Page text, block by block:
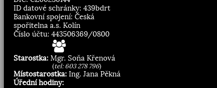
ID datové schránky: 439bdrt
Bankovní spojení: Česká
spořitelna a.s. Kolín
Číslo účtu: 443506369/0800
Starostka: Mgr. Soňa Křenová
(tel: 603 278 796)
Místostarostka: Ing. Jana Pěkná
Úřední hodiny: